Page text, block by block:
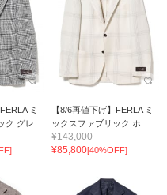
ミ
ク グレ...
【8/6再値下げ】FERLA ミ
ックスファブリック ホ...
¥143,000
¥85,800[40%OFF]